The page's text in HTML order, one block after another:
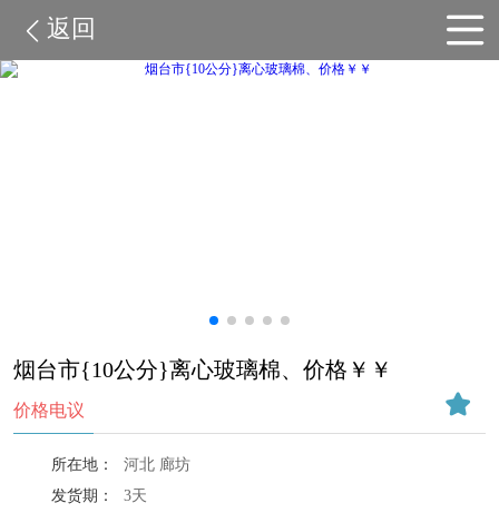
返回
烟台市{10公分}离心玻璃棉、价格￥￥
价格电议
所在地：
河北 廊坊
发货期：
3天